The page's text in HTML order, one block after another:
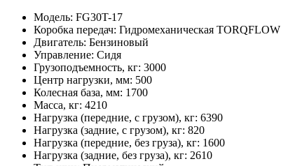
Модель: FG30T-17
Коробка передач: Гидромеханическая TORQFLOW
Двигатель: Бензиновый
Управление: Сидя
Грузоподъемность, кг: 3000
Центр нагрузки, мм: 500
Колесная база, мм: 1700
Масса, кг: 4210
Нагрузка (передние, с грузом), кг: 6390
Нагрузка (задние, с грузом), кг: 820
Нагрузка (передние, без груза), кг: 1600
Нагрузка (задние, без груза), кг: 2610